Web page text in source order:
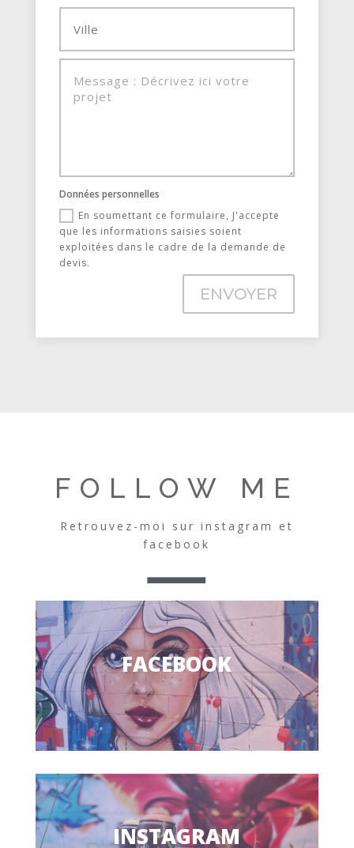
Données personnelles
En soumettant ce formulaire, J'accepte
que les informations saisies soient
exploitées dans le cadre de la demande de
devis.
ENVOYER
FOLLOW ME
Retrouvez-moi sur instagram et
facebook
FACEBOOK
INSTAGRAM